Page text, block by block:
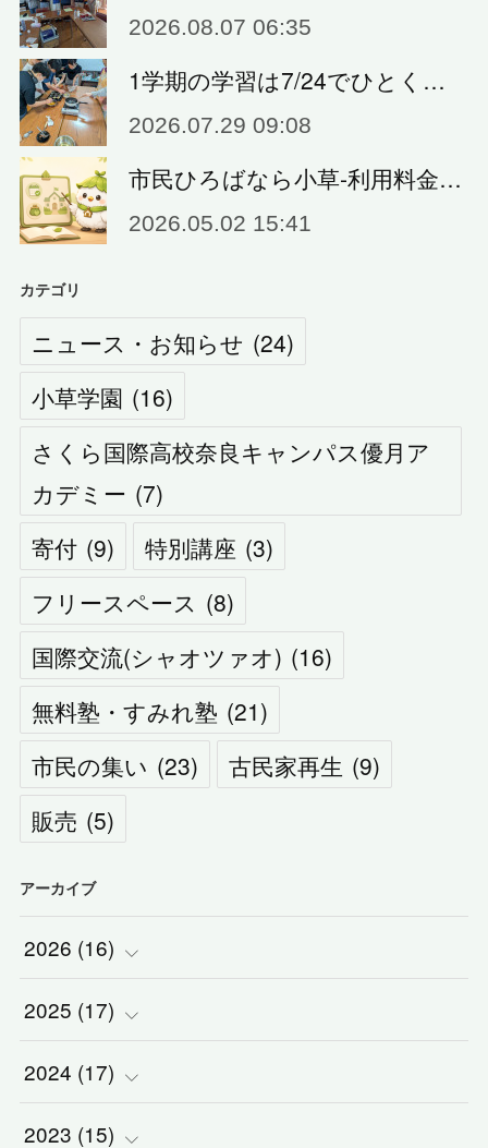
2026.08.07 06:35
1学期の学習は7/24でひとく…
2026.07.29 09:08
市民ひろばなら小草‐利用料金…
2026.05.02 15:41
カテゴリ
ニュース・お知らせ (24)
小草学園 (16)
さくら国際高校奈良キャンパス優月ア
カデミー (7)
寄付 (9) 特別講座 (3)
フリースペース (8)
国際交流(シャオツァオ) (16)
無料塾・すみれ塾 (21)
市民の集い (23) 古民家再生 (9)
販売 (5)
アーカイブ
2026 (16)
(1)
(1)
(1)
2025 (17)
(2)
(1)
2024 (17)
(2)
2023 (15)